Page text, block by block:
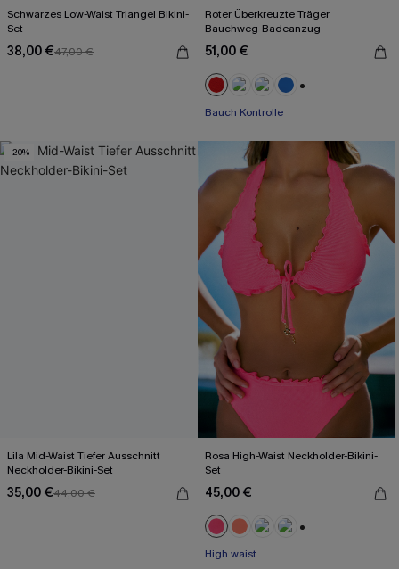
Schwarzes Low-Waist Triangel Bikini-
Set
38,00 €47,00 €
Roter Überkreuzte Träger
Bauchweg-Badeanzug
51,00 €
Bauch Kontrolle
-20%
Lila Mid-Waist Tiefer Ausschnitt
Neckholder-Bikini-Set
35,00 €44,00 €
Rosa High-Waist Neckholder-Bikini-
Set
45,00 €
High waist